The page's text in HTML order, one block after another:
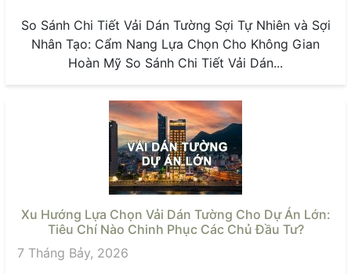
So Sánh Chi Tiết Vải Dán Tường Sợi Tự Nhiên và Sợi
Nhân Tạo: Cẩm Nang Lựa Chọn Cho Không Gian
Hoàn Mỹ So Sánh Chi Tiết Vải Dán...
Xu Hướng Lựa Chọn Vải Dán Tường Cho Dự Án Lớn:
Tiêu Chí Nào Chinh Phục Các Chủ Đầu Tư?
7 Tháng Bảy, 2026